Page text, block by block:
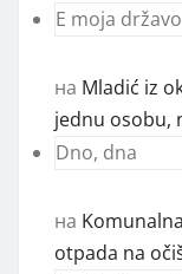
E moja državo
на Mladić iz
jednu osobu,
Dno, dna
на
otpada na